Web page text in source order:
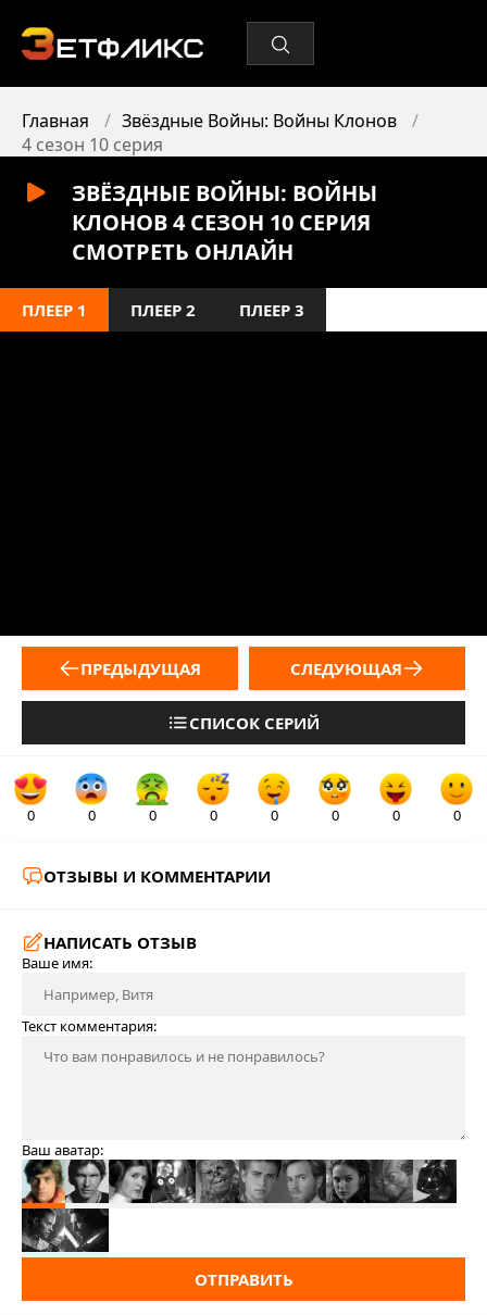
Главная
Звёздные Войны: Войны Клонов
4 сезон 10 серия
ЗВЁЗДНЫЕ ВОЙНЫ: ВОЙНЫ
КЛОНОВ 4 СЕЗОН 10 СЕРИЯ
СМОТРЕТЬ ОНЛАЙН
ПЛЕЕР 1 ПЛЕЕР 2 ПЛЕЕР 3
ПРЕДЫДУЩАЯ
СПИСОК СЕРИЙ
СЛЕДУЮЩАЯ
0 0 0 0 0 0 0 0
ОТЗЫВЫ И КОММЕНТАРИИ
НАПИСАТЬ ОТЗЫВ
Ваше имя:
Текст комментария:
Ваш аватар:
ОТПРАВИТЬ